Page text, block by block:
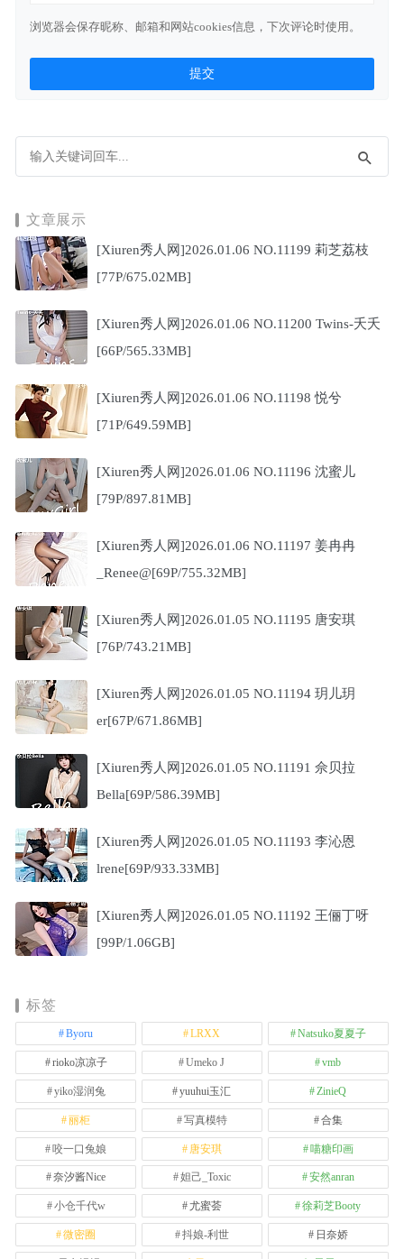
浏览器会保存昵称、邮箱和网站cookies信息，下次评论时使用。
文章展示
[Xiuren秀人网]2026.01.06 NO.11199 莉芝荔枝
[77P/675.02MB]
[Xiuren秀人网]2026.01.06 NO.11200 Twins-夭夭
[66P/565.33MB]
[Xiuren秀人网]2026.01.06 NO.11198 悦兮
[71P/649.59MB]
[Xiuren秀人网]2026.01.06 NO.11196 沈蜜儿
[79P/897.81MB]
[Xiuren秀人网]2026.01.06 NO.11197 姜冉冉
_Renee@[69P/755.32MB]
[Xiuren秀人网]2026.01.05 NO.11195 唐安琪
[76P/743.21MB]
[Xiuren秀人网]2026.01.05 NO.11194 玥儿玥
er[67P/671.86MB]
[Xiuren秀人网]2026.01.05 NO.11191 佘贝拉
Bella[69P/586.39MB]
[Xiuren秀人网]2026.01.05 NO.11193 李沁恩
lrene[69P/933.33MB]
[Xiuren秀人网]2026.01.05 NO.11192 王俪丁呀
[99P/1.06GB]
标签
Byoru LRXX Natsuko夏夏子
rioko凉凉子 Umeko J vmb
yiko湿润兔 yuuhui玉汇 ZinieQ
丽柜 写真模特 合集
咬一口兔娘 唐安琪 喵糖印画
奈汐酱Nice 妲己_Toxic 安然anran
小仓千代w 尤蜜荟 徐莉芝Booty
微密圈 抖娘-利世 日奈娇